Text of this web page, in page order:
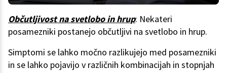
Občutljivost na svetlobo in hrup: Nekateri
posamezniki postanejo občutljivi na svetlobo in hrup.
Simptomi se lahko močno razlikujejo med posamezniki
in se lahko pojavijo v različnih kombinacijah in stopnjah